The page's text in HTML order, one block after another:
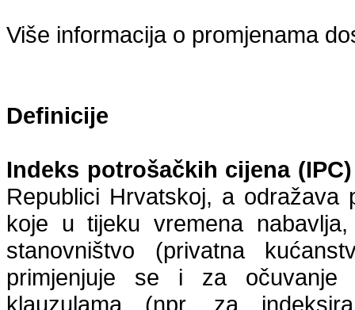
Više informacija o promjenama
Definicije
Indeks potrošačkih cijena (IPC)
Republici Hrvatskoj, a
koje u tijeku vremena
stanovništvo (privatna
primjenjuje se i za očuvanje
klauzulama (npr. za